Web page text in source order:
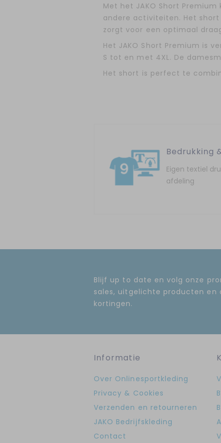
Met het JAKO Short
andere activiteiten. Het
zorgt voor een optimaal
Het JAKO Short Premium is
S tot en met 4XL. De
Het short is perfect te
Bedrukking
Eigen textiel
afdeling
Blijf up to date en volg onze
sales, uitgelichte producten en
kortingen.
Informatie
Over Onlinesportkleding
Privacy & Cookies
Verzenden en retourneren
JAKO Bedrijfskleding
Contact